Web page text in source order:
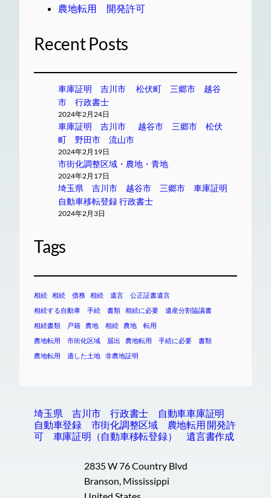
農地転用 開発許可
Recent Posts
車庫証明 吉川市 松伏町 三郷市 越谷
市 行政書士
2024年2月24日
車庫証明 吉川市 越谷市 三郷市 松伏
町 野田市 流山市
2024年2月19日
市街化調整区域・農地・青地
2024年2月17日
埼玉県 吉川市 越谷市 三郷市 車庫証明
自動車移転登録 行政書士
2024年2月3日
Tags
相続 相続 債務
相続 遺言 公正証書遺言
相続する自動車 手続 書類
相続に必要 遺産分割協議書
相続書類 戸籍
農地 相続
農地 転用
農地転用 市街化区域 届出
農地転用 手続に必要 書類
農地転用 適した土地
非農地証明
埼玉県 吉川市 行政書士 自動車車庫証明
自動車登録 市街化調整区域 農地転用 開発許
可 車庫証明（自動車移転登録） 遺言書作成
2835 W 76 Country Blvd
Branson, Mississippi